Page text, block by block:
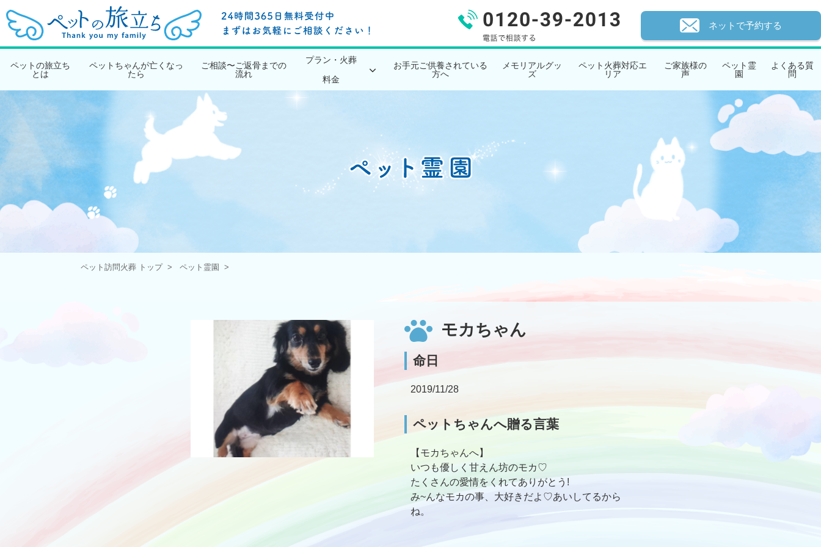
ネットで予約する
ペットの旅立ち
とは
ペットちゃんが亡くなっ
たら
ご相談〜ご返骨までの
流れ
プラン・火葬
料金
お手元ご供養されている
方へ
メモリアルグッ
ズ
ペット火葬対応エ
リア
ご家族様の
声
ペット霊
園
よくある質
問
ペット訪問火葬 トップ ペット霊園
モカちゃん
命日
2019/11/28
ペットちゃんへ贈る言葉
【モカちゃんへ】
いつも優しく甘えん坊のモカ♡
たくさんの愛情をくれてありがとう!
み~んなモカの事、大好きだよ♡あいしてるから
ね。